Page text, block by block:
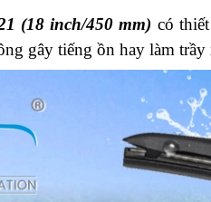
(18 inch/450 mm) có
gây tiếng ồn hay làm